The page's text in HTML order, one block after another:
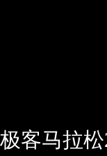
客马拉